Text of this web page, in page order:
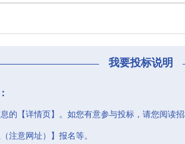
我要投标说明
的【详情页】。如您有意参与投标，请您阅读
注意网址）】报名等。